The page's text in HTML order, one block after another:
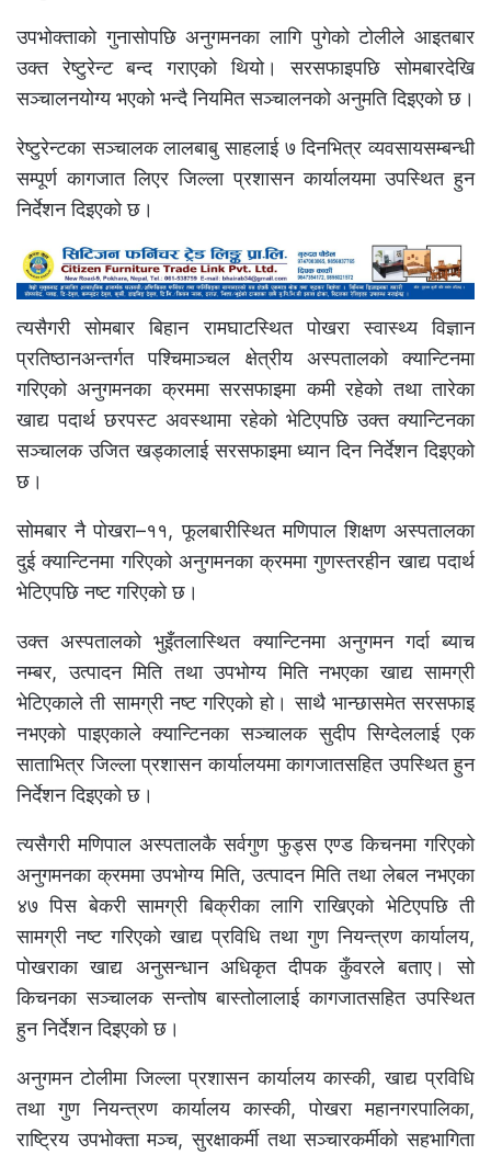
उपभोक्ताको गुनासोपछि अनुगमनका लागि पुगेको टोलीले आइतबार
उक्त रेष्टुरेन्ट बन्द गराएको थियो। सरसफाइपछि सोमबारदेखि
सञ्चालनयोग्य भएको भन्दै नियमित सञ्चालनको अनुमति दिइएको छ।
रेष्टुरेन्टका सञ्चालक लालबाबु साहलाई ७ दिनभित्र व्यवसायसम्बन्धी
सम्पूर्ण कागजात लिएर जिल्ला प्रशासन कार्यालयमा उपस्थित हुन
निर्देशन दिइएको छ।
त्यसैगरी सोमबार बिहान रामघाटस्थित पोखरा स्वास्थ्य विज्ञान
प्रतिष्ठानअन्तर्गत पश्चिमाञ्चल क्षेत्रीय अस्पतालको क्यान्टिनमा
गरिएको अनुगमनका क्रममा सरसफाइमा कमी रहेको तथा तारेका
खाद्य पदार्थ छरपस्ट अवस्थामा रहेको भेटिएपछि उक्त क्यान्टिनका
सञ्चालक उजित खड्कालाई सरसफाइमा ध्यान दिन निर्देशन दिइएको
छ।
सोमबार नै पोखरा–११, फूलबारीस्थित मणिपाल शिक्षण अस्पतालका
दुई क्यान्टिनमा गरिएको अनुगमनका क्रममा गुणस्तरहीन खाद्य पदार्थ
भेटिएपछि नष्ट गरिएको छ।
उक्त अस्पतालको भुइँतलास्थित क्यान्टिनमा अनुगमन गर्दा ब्याच
नम्बर, उत्पादन मिति तथा उपभोग्य मिति नभएका खाद्य सामग्री
भेटिएकाले ती सामग्री नष्ट गरिएको हो। साथै भान्छासमेत सरसफाइ
नभएको पाइएकाले क्यान्टिनका सञ्चालक सुदीप सिग्देललाई एक
साताभित्र जिल्ला प्रशासन कार्यालयमा कागजातसहित उपस्थित हुन
निर्देशन दिइएको छ।
त्यसैगरी मणिपाल अस्पतालकै सर्वगुण फुड्स एण्ड किचनमा गरिएको
अनुगमनका क्रममा उपभोग्य मिति, उत्पादन मिति तथा लेबल नभएका
४७ पिस बेकरी सामग्री बिक्रीका लागि राखिएको भेटिएपछि ती
सामग्री नष्ट गरिएको खाद्य प्रविधि तथा गुण नियन्त्रण कार्यालय,
पोखराका खाद्य अनुसन्धान अधिकृत दीपक कुँवरले बताए। सो
किचनका सञ्चालक सन्तोष बास्तोलालाई कागजातसहित उपस्थित
हुन निर्देशन दिइएको छ।
अनुगमन टोलीमा जिल्ला प्रशासन कार्यालय कास्की, खाद्य प्रविधि
तथा गुण नियन्त्रण कार्यालय कास्की, पोखरा महानगरपालिका,
राष्ट्रिय उपभोक्ता मञ्च, सुरक्षाकर्मी तथा सञ्चारकर्मीको सहभागिता